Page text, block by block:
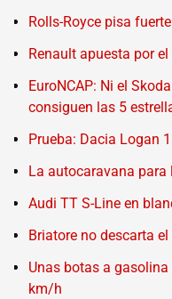
Rolls-Royce pisa
Renault apuesta por el
EuroNCAP: Ni el
consiguen las 5
Prueba: Dacia Logan
La autocaravana
Audi TT S-Line en
Briatore no descarta
Unas botas a
km/h